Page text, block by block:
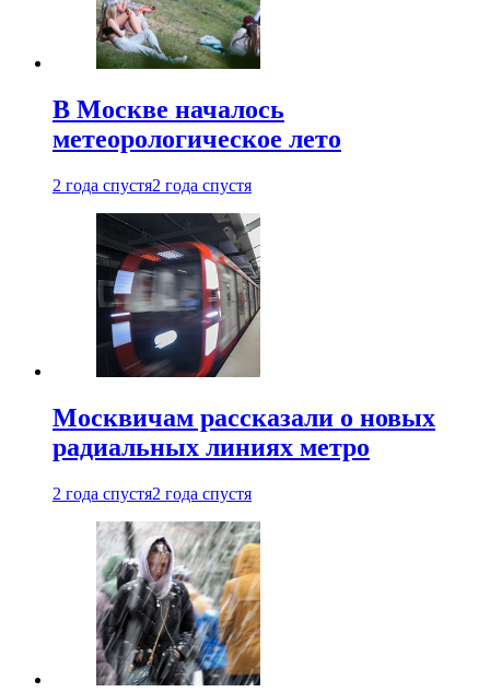
В Москве началось
метеорологическое лето
2 года спустя2 года спустя
Москвичам рассказали о новых
радиальных линиях метро
2 года спустя2 года спустя